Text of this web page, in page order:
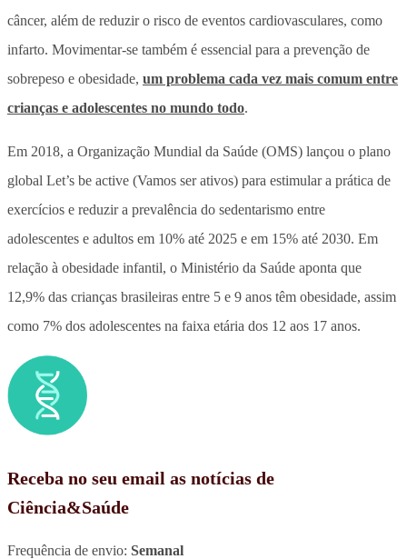
câncer, além de reduzir o risco de eventos cardiovasculares, como
infarto. Movimentar-se também é essencial para a prevenção de
sobrepeso e obesidade, um problema cada vez mais comum entre
crianças e adolescentes no mundo todo.
Em 2018, a Organização Mundial da Saúde (OMS) lançou o plano
global Let’s be active (Vamos ser ativos) para estimular a prática de
exercícios e reduzir a prevalência do sedentarismo entre
adolescentes e adultos em 10% até 2025 e em 15% até 2030. Em
relação à obesidade infantil, o Ministério da Saúde aponta que
12,9% das crianças brasileiras entre 5 e 9 anos têm obesidade, assim
como 7% dos adolescentes na faixa etária dos 12 aos 17 anos.
Receba no seu email as notícias de
Ciência&Saúde
Frequência de envio: Semanal